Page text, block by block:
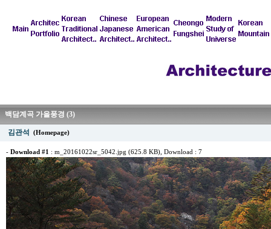
백담계곡 가을풍경 (3)
김관석 (Homepage)
- Download #1 : m_20161022sr_5042.jpg (625.8 KB) , Download : 7